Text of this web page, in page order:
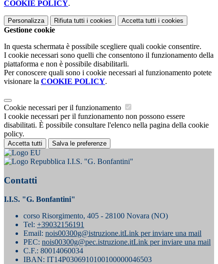
COOKIE POLICY.
Personalizza Rifiuta tutti i cookies Accetta tutti i cookies
Gestione cookie
In questa schermata è possibile scegliere quali cookie consentire.
I cookie necessari sono quelli che consentono il funzionamento della
piattaforma e non è possibile disabilitarli.
Per conoscere quali sono i cookie necessari al funzionamento potete
visionare la COOKIE POLICY.
Cookie necessari per il funzionamento
I cookie necessari per il funzionamento non possono essere
disabilitati. È possibile consultare l'elenco nella pagina della cookie
policy.
Accetta tutti Salva le preferenze
I.I.S. "G. Bonfantini"
Contatti
I.I.S. "G. Bonfantini"
corso Risorgimento, 405 - 28100 Novara (NO)
Tel: +39032156191
Email: nois00300g@istruzione.itLink per inviare una mail
PEC: nois00300g@pec.istruzione.itLink per inviare una mail
C.F.: 80014060034
IBAN: IT14P0306910100100000046503